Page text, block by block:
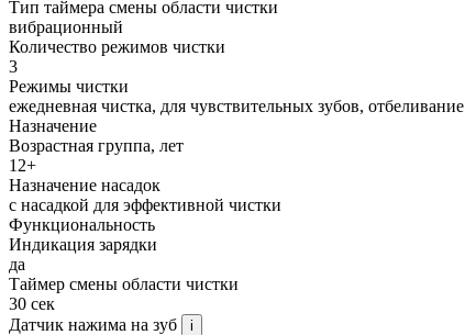
Тип таймера смены области чистки
вибрационный
Количество режимов чистки
3
Режимы чистки
ежедневная чистка, для чувствительных зубов, отбеливание
Назначение
Возрастная группа, лет
12+
Назначение насадок
с насадкой для эффективной чистки
Функциональность
Индикация зарядки
да
Таймер смены области чистки
30 сек
Датчик нажима на зуб
i